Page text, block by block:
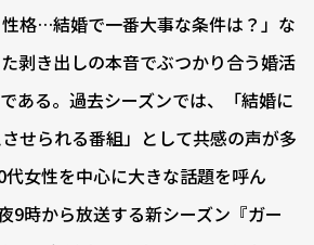
格…結婚で一番大事な条件は？」な
剥き出しの本音でぶつかり合う婚活
ある。過去シーズンでは、「結婚に
せられる番組」として共感の声が多
女性を中心に大きな話題を呼ん
9時から放送する新シーズン『ガー